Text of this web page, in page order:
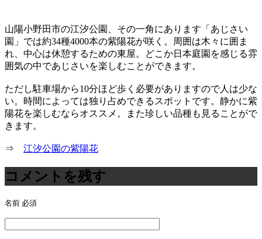
山陽小野田市の江汐公園、その一角にあります「あじさい
園」では約34種4000本の紫陽花が咲く。周囲は木々に囲ま
れ、中心は休憩するための東屋。どこか日本庭園を感じる雰
囲気の中であじさいを楽しむことができます。
ただし駐車場から10分ほど歩く必要がありますので人は少な
い。時間によっては独り占めできるスポットです。静かに紫
陽花を楽しむならオススメ。また珍しい品種も見ることがで
きます。
⇒ 江汐公園の紫陽花
コメントを残す
名前 必須